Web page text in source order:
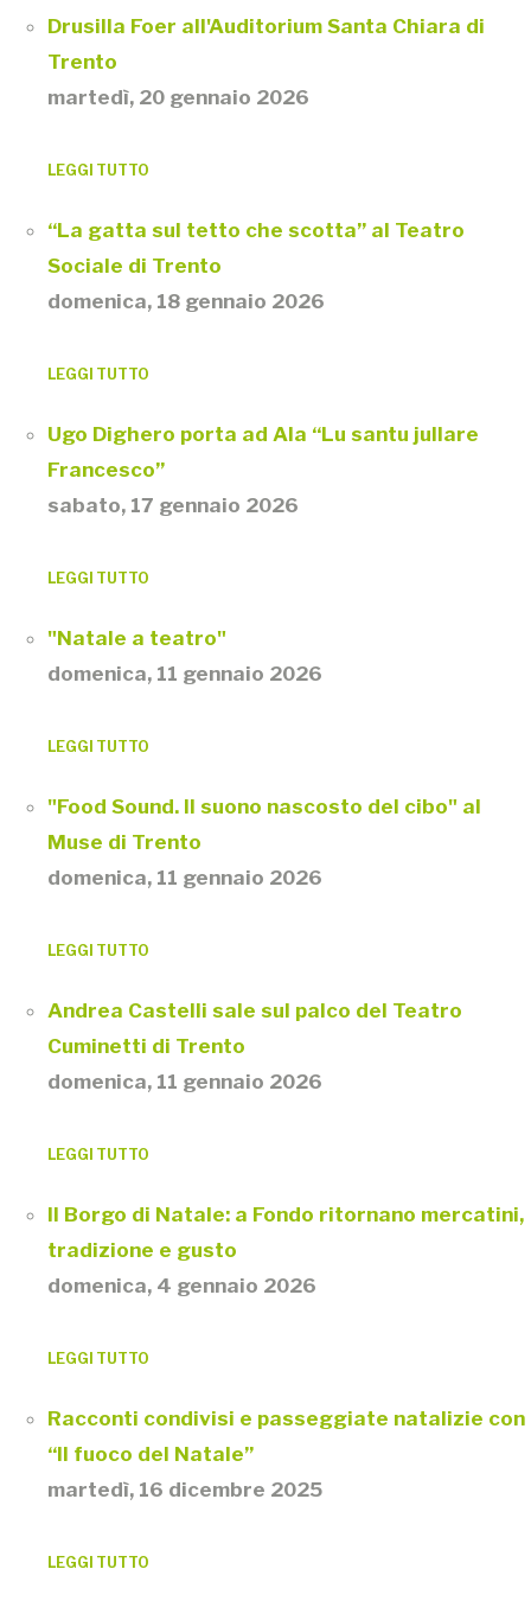
Drusilla Foer all'Auditorium Santa Chiara di
Trento
martedì, 20 gennaio 2026
LEGGI TUTTO
“La gatta sul tetto che scotta” al Teatro
Sociale di Trento
domenica, 18 gennaio 2026
LEGGI TUTTO
Ugo Dighero porta ad Ala “Lu santu jullare
Francesco”
sabato, 17 gennaio 2026
LEGGI TUTTO
"Natale a teatro"
domenica, 11 gennaio 2026
LEGGI TUTTO
"Food Sound. Il suono nascosto del cibo" al
Muse di Trento
domenica, 11 gennaio 2026
LEGGI TUTTO
Andrea Castelli sale sul palco del Teatro
Cuminetti di Trento
domenica, 11 gennaio 2026
LEGGI TUTTO
Il Borgo di Natale: a Fondo ritornano mercatini,
tradizione e gusto
domenica, 4 gennaio 2026
LEGGI TUTTO
Racconti condivisi e passeggiate natalizie con
“Il fuoco del Natale”
martedì, 16 dicembre 2025
LEGGI TUTTO